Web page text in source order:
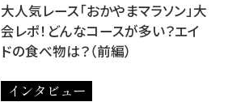
大人気レース「おかやまマラソン」大
会レポ！どんなコースが多い？エイ
ドの食べ物は？（前編）
インタビュー